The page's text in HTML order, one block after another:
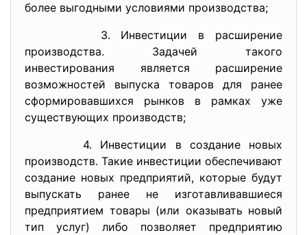
более выгодными условиями производства;
3. Инвестиции в расширение
производства. Задачей такого
инвестирования является расширение
возможностей выпуска товаров для ранее
сформировавшихся рынков в рамках уже
существующих производств;
4. Инвестиции в создание новых
производств. Такие инвестиции обеспечивают
создание новых предприятий, которые будут
выпускать ранее не изготавливавшиеся
предприятием товары (или оказывать новый
тип услуг) либо позволяет предприятию